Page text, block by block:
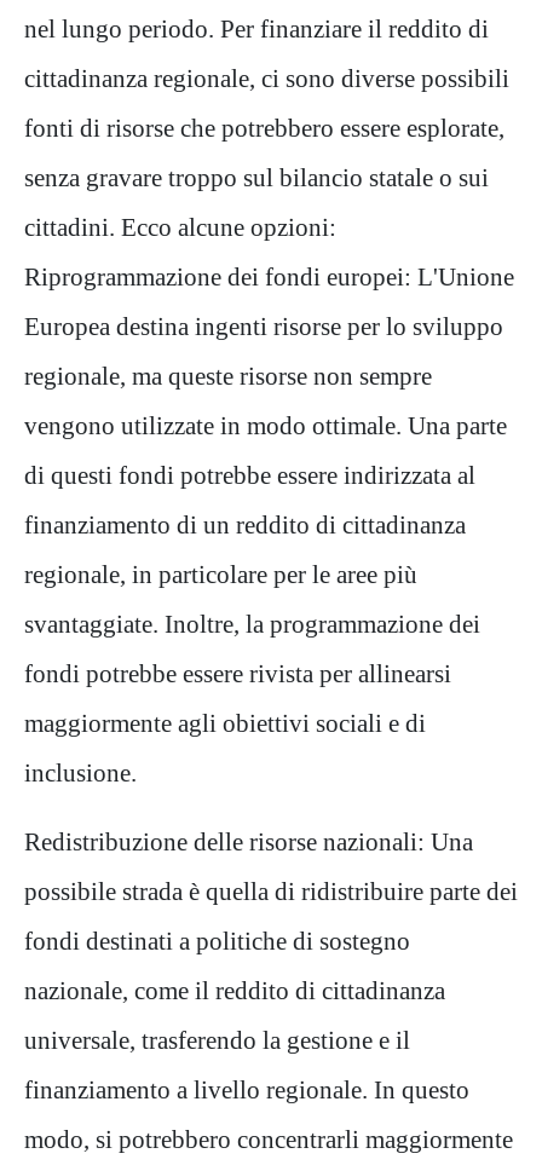
nel lungo periodo. Per finanziare il reddito di
cittadinanza regionale, ci sono diverse possibili
fonti di risorse che potrebbero essere esplorate,
senza gravare troppo sul bilancio statale o sui
cittadini. Ecco alcune opzioni:
Riprogrammazione dei fondi europei: L'Unione
Europea destina ingenti risorse per lo sviluppo
regionale, ma queste risorse non sempre
vengono utilizzate in modo ottimale. Una parte
di questi fondi potrebbe essere indirizzata al
finanziamento di un reddito di cittadinanza
regionale, in particolare per le aree più
svantaggiate. Inoltre, la programmazione dei
fondi potrebbe essere rivista per allinearsi
maggiormente agli obiettivi sociali e di
inclusione.
Redistribuzione delle risorse nazionali: Una
possibile strada è quella di ridistribuire parte dei
fondi destinati a politiche di sostegno
nazionale, come il reddito di cittadinanza
universale, trasferendo la gestione e il
finanziamento a livello regionale. In questo
modo, si potrebbero concentrarli maggiormente